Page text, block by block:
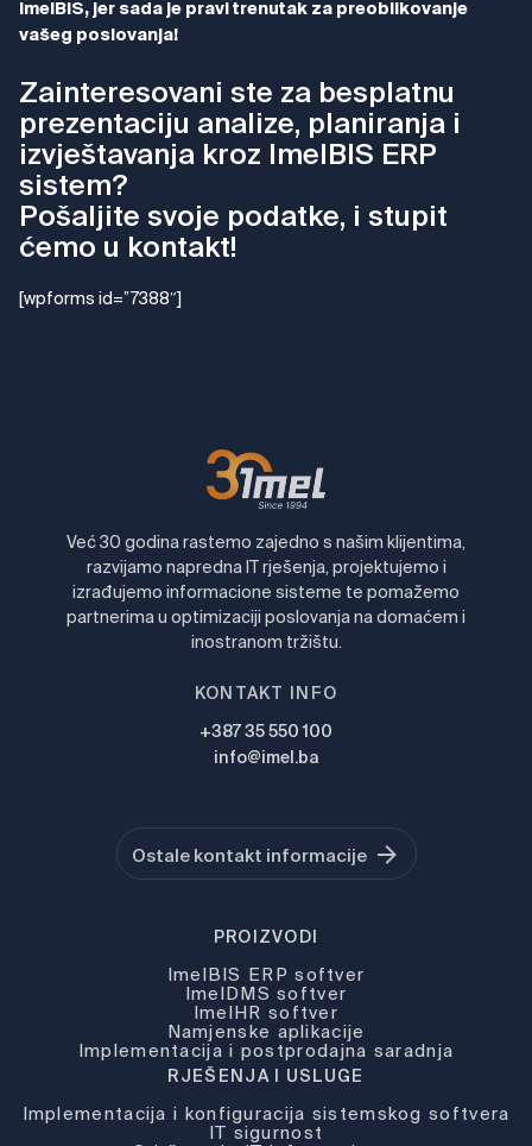
ImelBIS, jer sada je pravi trenutak za preoblikovanje
vašeg poslovanja!
Zainteresovani ste za besplatnu
prezentaciju analize, planiranja i
izvještavanja kroz ImelBIS ERP
sistem?
Pošaljite svoje podatke, i stupit
ćemo u kontakt!
[wpforms id=”7388″]
Već 30 godina rastemo zajedno s našim klijentima,
razvijamo napredna IT rješenja, projektujemo i
izrađujemo informacione sisteme te pomažemo
partnerima u optimizaciji poslovanja na domaćem i
inostranom tržištu.
KONTAKT INFO
+387 35 550 100
info@imel.ba
Ostale kontakt informacije
PROIZVODI
ImelBIS ERP softver
ImelDMS softver
ImelHR softver
Namjenske aplikacije
Implementacija i postprodajna saradnja
RJEŠENJA I USLUGE
Implementacija i konfiguracija sistemskog softvera
IT sigurnost